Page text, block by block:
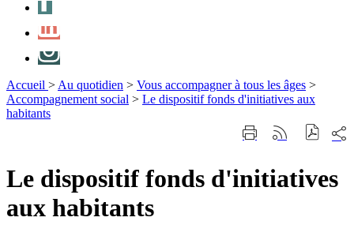
Accueil > Au quotidien > Vous accompagner à tous les âges >
Accompagnement social > Le dispositif fonds d'initiatives aux
habitants
ImprimerGénérer
RSS
sur
Le dispositif fonds d'initiatives
aux habitants